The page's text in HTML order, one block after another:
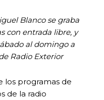
Blanco se graba
con entrada libre, y
al domingo a
Radio Exterior
los programas de
de la radio